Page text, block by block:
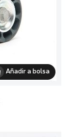
Añadir a bolsa